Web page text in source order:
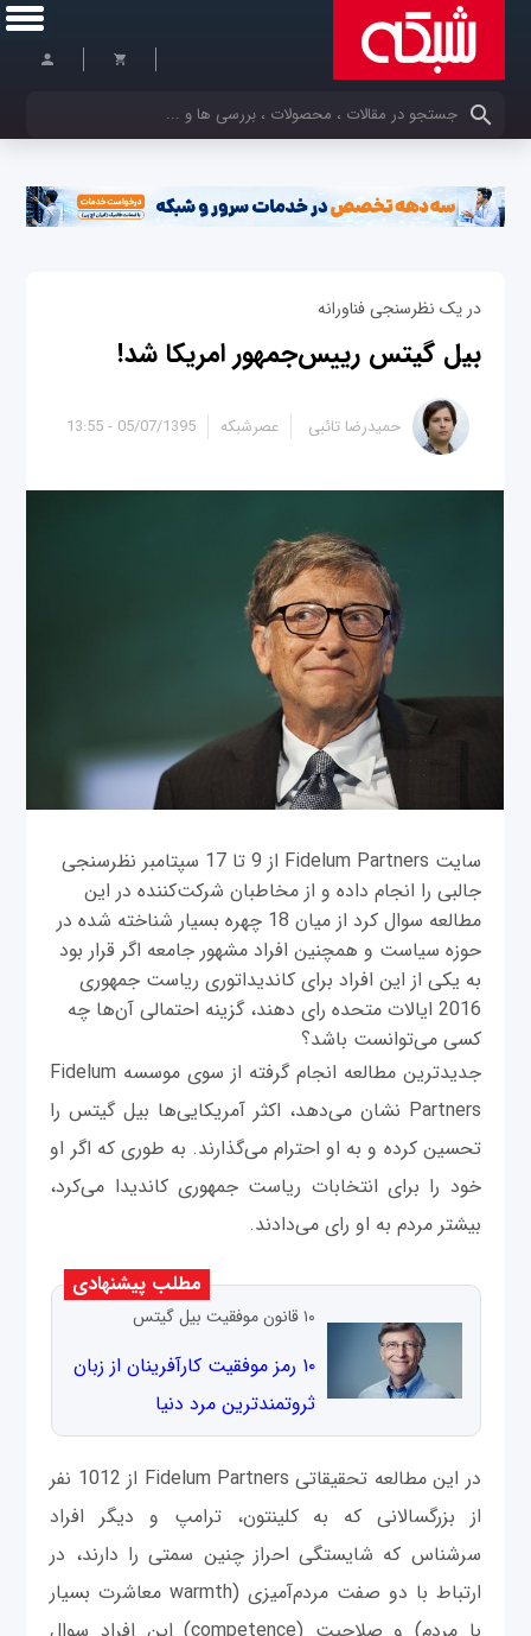
کلمات کلیدی خود را وارد کنید
در یک نظرسنجی فناورانه
بیل گیتس رییس‌جمهور امریکا شد!
05/07/1395 - 13:55 حمیدرضا تائبی عصرشبکه
سایت Fidelum Partners از 9 تا 17 سپتامبر نظرسنجی
جالبی را انجام داده و از مخاطبان شرکت‌کننده در این
مطالعه سوال کرد از میان 18 چهره بسیار شناخته شده در
حوزه سیاست و همچنین افراد مشهور جامعه اگر قرار بود
به یکی از این افراد برای کاندیداتوری ریاست جمهوری
2016 ایالات متحده رای دهند، گزینه احتمالی آن‌ها چه
کسی می‌توانست باشد؟
جدیدترین مطالعه انجام گرفته از سوی موسسه Fidelum
Partners نشان می‌دهد، اکثر آمریکایی‌ها بیل گیتس را
تحسین کرده و به او احترام می‌گذارند. به طوری که اگر او
خود را برای انتخابات ریاست جمهوری کاندیدا می‌کرد،
بیشتر مردم به او رای می‌دادند.
مطلب پیشنهادی
۱۰ قانون موفقیت بیل گیتس
۱۰ رمز موفقیت کارآفرینان از زبان
ثروتمندترین مرد دنیا
در این مطالعه تحقیقاتی Fidelum Partners از 1012 نفر
از بزرگسالانی که به کلینتون، ترامپ و دیگر افراد
سرشناس که شایستگی احراز چنین سمتی را دارند، در
ارتباط با دو صفت مردم‌آمیزی (warmth معاشرت بسیار